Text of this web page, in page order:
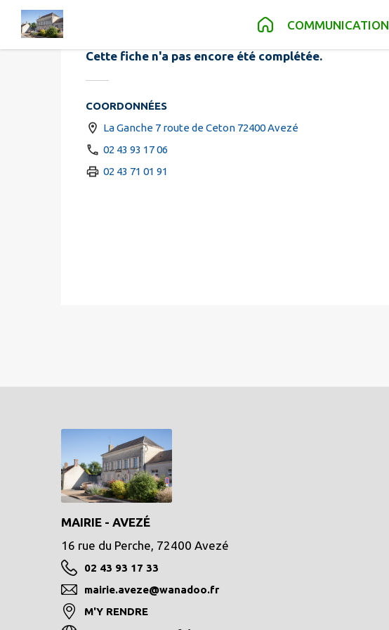
Contenu Pied de page COMMUNICATION
Garage Pichon
Cette fiche n'a pas encore été complétée.
COORDONNÉES
La Ganche 7 route de Ceton 72400 Avezé
02 43 93 17 06
02 43 71 01 91
MAIRIE - AVEZÉ
16 rue du Perche, 72400 Avezé
02 43 93 17 33
mairie.aveze@wanadoo.fr
M'Y RENDRE